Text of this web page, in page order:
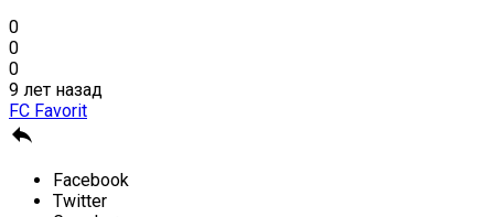
0
0
0
9 лет назад
FC Favorit

Facebook
Twitter